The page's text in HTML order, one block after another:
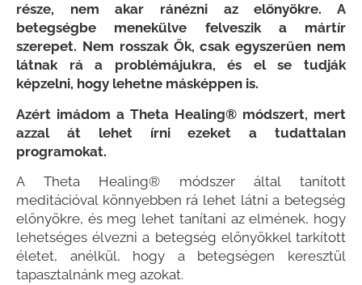
része, nem akar ránézni az előnyökre. A
betegségbe menekülve felveszik a mártír
szerepet. Nem rosszak Ők, csak egyszerűen nem
látnak rá a problémájukra, és el se tudják
képzelni, hogy lehetne másképpen is.
Azért imádom a Theta Healing® módszert, mert
azzal át lehet írni ezeket a tudattalan
programokat.
A Theta Healing® módszer által tanított
meditációval könnyebben rá lehet látni a betegség
előnyökre, és meg lehet tanítani az elmének, hogy
lehetséges élvezni a betegség előnyökkel tarkított
életet, anélkül, hogy a betegségen keresztül
tapasztalnánk meg azokat.